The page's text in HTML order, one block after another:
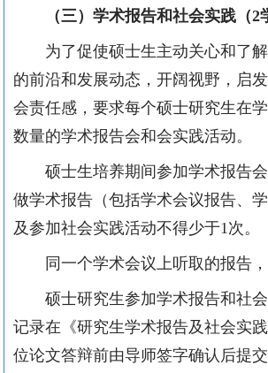
（三） 学术报告和社会实践（2
为了促使硕士生主动关心和了解
的前沿和发展动态，开阔视野，启
会责任感，要求每个硕士研究生在
数量的学术报告会和会实践活动。
硕士生培养期间参加学术报告会
做学术报告（包括学术会议报告、学
及参加社会实践活动不得少于1次。
同一个学术会议上听取的报告，
硕士研究生参加学术报告和社会
记录在《研究生学术报告及社会实
位论文答辩前由导师签字确认后提